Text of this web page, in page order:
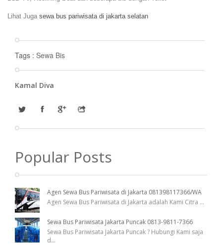
Lihat Juga sewa bus pariwisata di jakarta selatan
Tags : Sewa Bis
Kamal Diva
Popular Posts
Agen Sewa Bus Pariwisata di Jakarta 081398117366/WA
Agen Sewa Bus Pariwisata di Jakarta adalah Kami Citra ...
Sewa Bus Pariwisata Jakarta Puncak 0813-9811-7366
Sewa Bus Pariwisata Jakarta Puncak ? Hubungi Kami saja
d...